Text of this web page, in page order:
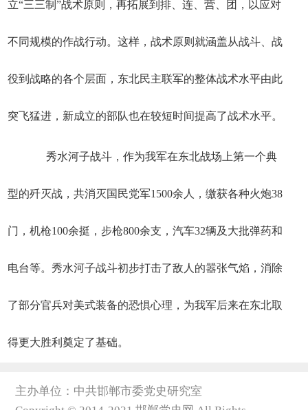
立“三三制”战术原则，再拓展到排、连、营、团，以应对
不同规模的作战行动。这样，战术原则就涵盖从战斗、战
役到战略的各个层面，东北民主联军的整体战术水平由此
突飞猛进，新成立的部队也在较短时间提高了战术水平。
秀水河子战斗，作为我军在东北战场上第一个典
型的歼灭战，共消灭国民党军1500余人，缴获各种火炮38
门，机枪100余挺，步枪800余支，汽车32辆及大批弹药和
电台等。秀水河子战斗初步打击了敌人的嚣张气焰，消除
了部分官兵对美式装备的恐惧心理，为我军后来在东北取
得更大胜利奠定了基础。
主办单位：中共邯郸市委党史研究室